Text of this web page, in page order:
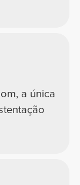
a única